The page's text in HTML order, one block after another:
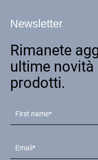
Newsletter
Rimanete
ultime novità
prodotti.